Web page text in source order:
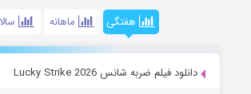
هفتگی ماهانه
دانلود فیلم ضربه شانس Lucky Strike 2026